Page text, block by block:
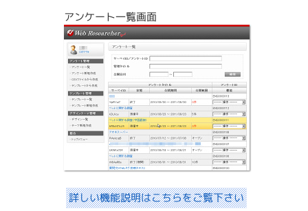
アンケート一覧画面
詳しい機能説明はこちらをご覧下さい